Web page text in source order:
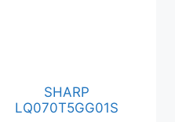
SHARP
LQ070T5GG01S